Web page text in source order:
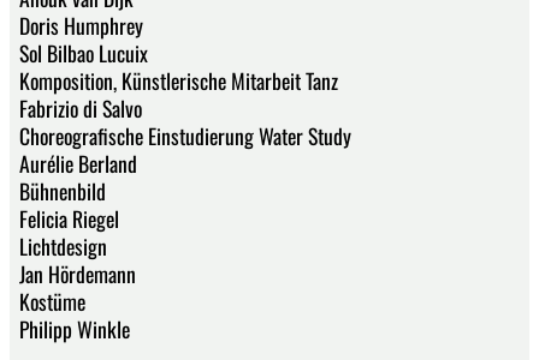
Doris Humphrey
Sol Bilbao Lucuix
Komposition, Künstlerische Mitarbeit Tanz
Fabrizio di Salvo
Choreografische Einstudierung Water Study
Aurélie Berland
Bühnenbild
Felicia Riegel
Lichtdesign
Jan Hördemann
Kostüme
Philipp Winkle